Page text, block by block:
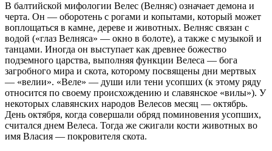
В балтийской мифологии Велес (Велняс) означает демона и
черта. Он — оборотень с рогами и копытами, который может
воплощаться в камне, дереве и животных. Велняс связан с
водой («глаз Велняса» — окно в болоте), а также с музыкой и
танцами. Иногда он выступает как древнее божество
подземного царства, выполняя функции Велеса — бога
загробного мира и скота, которому посвящены дни мертвых
— «велии». «Веле» — души или тени усопших (к этому ряду
относится по своему происхождению и славянское «вилы»). У
некоторых славянских народов Велесов месяц — октябрь.
День октября, когда совершали обряд поминовения усопших,
считался днем Велеса. Тогда же сжигали кости животных во
имя Власия — покровителя скота.